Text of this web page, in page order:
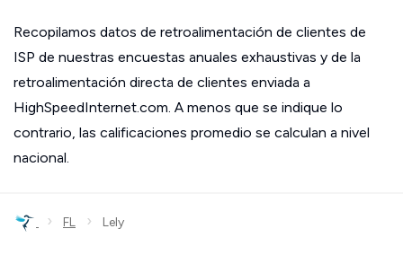
Recopilamos datos de retroalimentación de clientes de
ISP de nuestras encuestas anuales exhaustivas y de la
retroalimentación directa de clientes enviada a
HighSpeedInternet.com. A menos que se indique lo
contrario, las calificaciones promedio se calculan a nivel
nacional.
› FL › Lely